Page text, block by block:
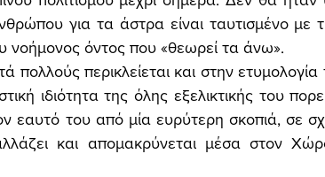
για τα άστρα είναι ταυτισμένο με
νοήμονος όντος που «θεωρεί τα άνω».
πολλούς περικλείεται και στην
ιδιότητα της όλης εξελικτικής του
εαυτό του από μία ευρύτερη σκοπιά, σε
και απομακρύνεται μέσα στον